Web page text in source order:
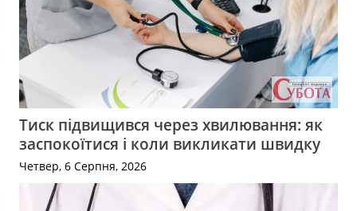
Тиск підвищився через хвилювання: як
заспокоїтися і коли викликати швидку
Четвер, 6 Серпня, 2026